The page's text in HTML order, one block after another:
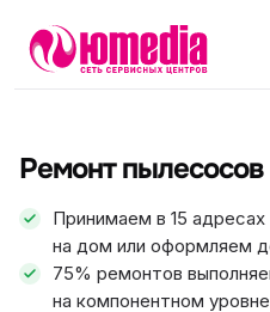
Ремонт
Принимаем в 15
на дом или оформляем
75% ремонтов
на компонентном
ФИКС ЦЕНА
АВТОРИЗОВАННЫЙ СЕРВИС